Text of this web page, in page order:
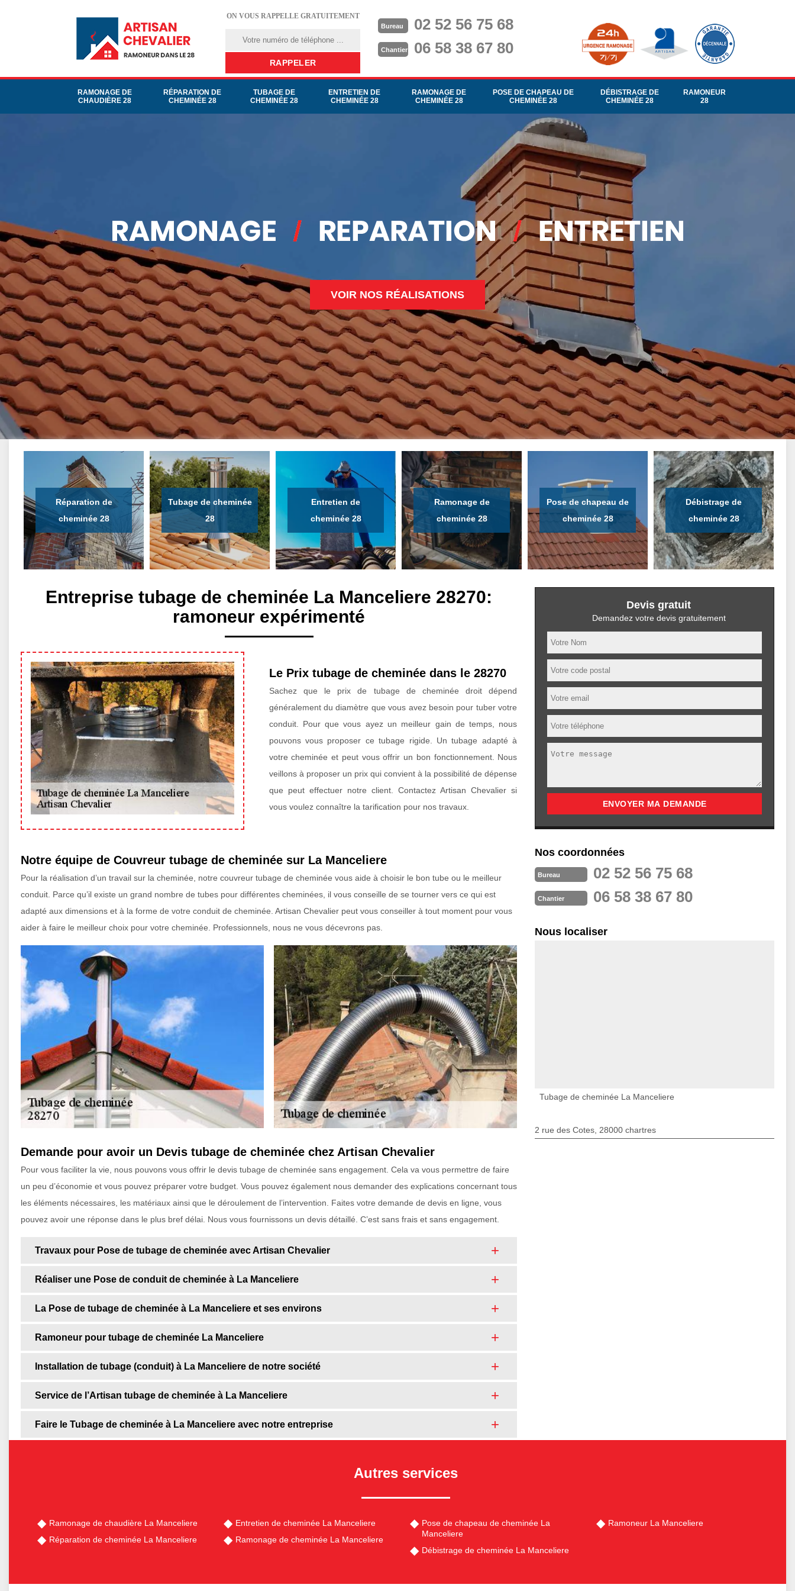
ON VOUS RAPPELLE GRATUITEMENT
Bureau 02 52 56 75 68
Chantier 06 58 38 67 80
RAMONAGE DE
CHAUDIÈRE 28
RÉPARATION DE
CHEMINÉE 28
TUBAGE DE
CHEMINÉE 28
ENTRETIEN DE
CHEMINÉE 28
RAMONAGE DE
CHEMINÉE 28
POSE DE CHAPEAU DE
CHEMINÉE 28
DÉBISTRAGE DE
CHEMINÉE 28
RAMONEUR
28
VOIR NOS RÉALISATIONS
Réparation de
cheminée 28
Tubage de cheminée
28
Entretien de
cheminée 28
Ramonage de
cheminée 28
Pose de chapeau de
cheminée 28
Débistrage de
cheminée 28
Entreprise tubage de cheminée La Manceliere 28270:
ramoneur expérimenté
Le Prix tubage de cheminée dans le 28270
Sachez que le prix de tubage de cheminée droit dépend
généralement du diamètre que vous avez besoin pour tuber votre
conduit. Pour que vous ayez un meilleur gain de temps, nous
pouvons vous proposer ce tubage rigide. Un tubage adapté à
votre cheminée et peut vous offrir un bon fonctionnement. Nous
veillons à proposer un prix qui convient à la possibilité de dépense
que peut effectuer notre client. Contactez Artisan Chevalier si
vous voulez connaître la tarification pour nos travaux.
Notre équipe de Couvreur tubage de cheminée sur La Manceliere
Pour la réalisation d’un travail sur la cheminée, notre couvreur tubage de cheminée vous aide à choisir le bon tube ou le meilleur
conduit. Parce qu’il existe un grand nombre de tubes pour différentes cheminées, il vous conseille de se tourner vers ce qui est
adapté aux dimensions et à la forme de votre conduit de cheminée. Artisan Chevalier peut vous conseiller à tout moment pour vous
aider à faire le meilleur choix pour votre cheminée. Professionnels, nous ne vous décevrons pas.
Demande pour avoir un Devis tubage de cheminée chez Artisan Chevalier
Pour vous faciliter la vie, nous pouvons vous offrir le devis tubage de cheminée sans engagement. Cela va vous permettre de faire
un peu d’économie et vous pouvez préparer votre budget. Vous pouvez également nous demander des explications concernant tous
les éléments nécessaires, les matériaux ainsi que le déroulement de l’intervention. Faites votre demande de devis en ligne, vous
pouvez avoir une réponse dans le plus bref délai. Nous vous fournissons un devis détaillé. C’est sans frais et sans engagement.
Travaux pour Pose de tubage de cheminée avec Artisan Chevalier
Réaliser une Pose de conduit de cheminée à La Manceliere
La Pose de tubage de cheminée à La Manceliere et ses environs
Ramoneur pour tubage de cheminée La Manceliere
Installation de tubage (conduit) à La Manceliere de notre société
Service de l’Artisan tubage de cheminée à La Manceliere
Faire le Tubage de cheminée à La Manceliere avec notre entreprise
Devis gratuit
Demandez votre devis gratuitement
Nos coordonnées
Bureau 02 52 56 75 68
Chantier 06 58 38 67 80
Nous localiser
Tubage de cheminée La Manceliere
2 rue des Cotes, 28000 chartres
Autres services
Ramonage de chaudière La Manceliere
Réparation de cheminée La Manceliere
Entretien de cheminée La Manceliere
Ramonage de cheminée La Manceliere
Pose de chapeau de cheminée La
Manceliere
Débistrage de cheminée La Manceliere
Ramoneur La Manceliere